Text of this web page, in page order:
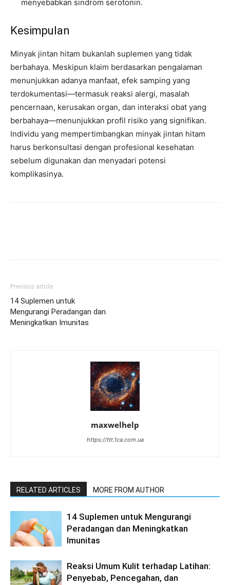
menyebabkan sindrom serotonin.
Kesimpulan
Minyak jintan hitam bukanlah suplemen yang tidak
berbahaya. Meskipun klaim berdasarkan pengalaman
menunjukkan adanya manfaat, efek samping yang
terdokumentasi—termasuk reaksi alergi, masalah
pencernaan, kerusakan organ, dan interaksi obat yang
berbahaya—menunjukkan profil risiko yang signifikan.
Individu yang mempertimbangkan minyak jintan hitam
harus berkonsultasi dengan profesional kesehatan
sebelum digunakan dan menyadari potensi
komplikasinya.
Previous article
14 Suplemen untuk
Mengurangi Peradangan dan
Meningkatkan Imunitas
maxwelhelp
https://ttt.1ca.com.ua
RELATED ARTICLES MORE FROM AUTHOR
14 Suplemen untuk Mengurangi
Peradangan dan Meningkatkan
Imunitas
Reaksi Umum Kulit terhadap Latihan:
Penyebab, Pencegahan, dan